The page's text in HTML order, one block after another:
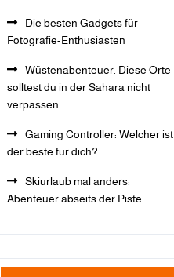
Die besten Gadgets für
Fotografie-Enthusiasten
Wüstenabenteuer: Diese Orte
solltest du in der Sahara nicht
verpassen
Gaming Controller: Welcher ist
der beste für dich?
Skiurlaub mal anders:
Abenteuer abseits der Piste